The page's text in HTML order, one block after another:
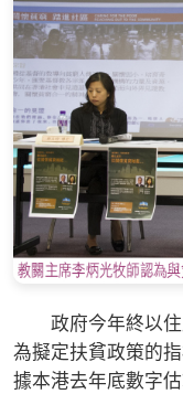
政府今年終以住
為擬定扶貧政策的
據本港去年底數字